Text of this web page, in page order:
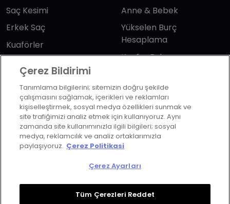
Saç Kesimi
Erkek Saç
Kuaförler
Anne & Bebek
Yükselen Burç
Hesaplama
Kuafor Bulma
Bizi takip edin
KVKK Başvuru Formu
Kullanım Şart ve Koşulları
Çerez Politikası
Çerez Ayarları
Çerez Bildirimi
Tanımlama bilgilerini; sitemizin doğru şekilde
çalışmasını sağlamak, içerikleri ve reklamları
kişiselleştirmek, sosyal medya özellikleri sunmak ve
site trafiğimizi analiz etmek için kullanıyoruz. Aynı
zamanda site kullanımınızla ilgili bilgileri; sosyal
medya, reklamcılık ve analiz ortaklarımızla
paylaşıyoruz. Çerez Politikasi
Çerez Ayarları
Tüm Çerezleri Reddet